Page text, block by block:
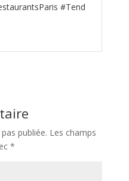
#Tend
publiée. Les champs
*